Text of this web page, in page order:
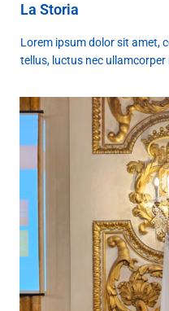
La Storia
Lorem ipsum dolor sit amet,
tellus, luctus nec